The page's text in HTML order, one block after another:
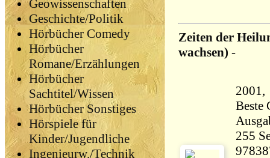
Geowissenschaften
Geschichte/Politik
Hörbücher Comedy
Hörbücher
Romane/Erzählungen
Hörbücher
Sachtitel/Wissen
Hörbücher Sonstiges
Hörspiele für
Kinder/Jugendliche
Ingenieurw./Technik
Zeiten der
wachsen) -
2001,
Beste
255 Seiten